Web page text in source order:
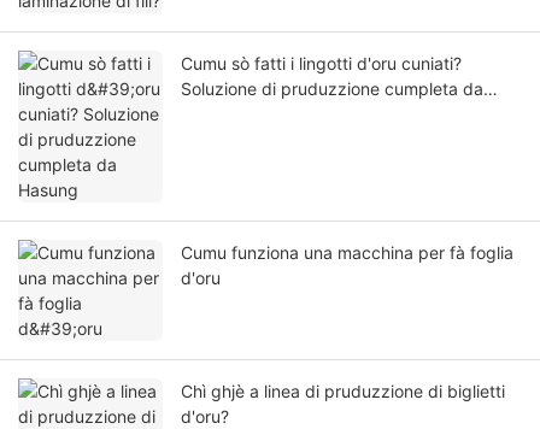
Cumu sò fatti i lingotti d'oru cuniati?
Soluzione di pruduzzione cumpleta da
Cumu funziona una macchina per fà foglia
d'oru
Chì ghjè a linea di pruduzzione di biglietti
d'oru?